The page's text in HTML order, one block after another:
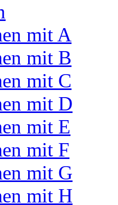
mit A
mit B
mit C
mit D
mit E
mit F
mit G
mit H